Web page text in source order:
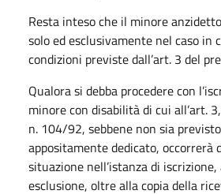
Resta inteso che il minore
solo ed esclusivamente nel caso in
condizioni previste dall’art. 3 del
Qualora si debba procedere con
minore con disabilità di cui all’art.
n. 104/92, sebbene non sia
appositamente dedicato, occorrerà
situazione nell’istanza di
esclusione, oltre alla copia della